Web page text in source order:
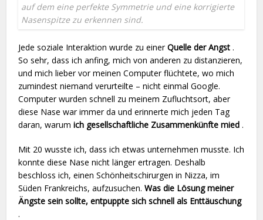
auf dem eine perfekte Symmetrie und eine korrigierte
Nasenspitze zu erkennen sind.
Jede soziale Interaktion wurde zu einerQuelle der Angst .
So sehr, dass ich anfing, mich von anderen zu distanzieren,
und mich lieber vor meinen Computer flüchtete, wo mich
zumindest niemand verurteilte – nicht einmal Google.
Computer wurden schnell zu meinem Zufluchtsort, aber
diese Nase war immer da und erinnerte mich jeden Tag
daran, warumich gesellschaftliche Zusammenkünfte mied .
Mit 20 wusste ich, dass ich etwas unternehmen musste. Ich
konnte diese Nase nicht länger ertragen. Deshalb
beschloss ich, einen Schönheitschirurgen in Nizza, im
Süden Frankreichs, aufzusuchen.Was die Lösung meiner
Ängste sein sollte, entpuppte sich schnell als Enttäuschung
.